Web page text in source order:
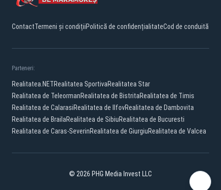
ContactTermeni și condițiiPolitică de confidențialitateCod de conduită
Parteneri:
Realitatea.NETRealitatea SportivaRealitatea Star
Realitatea de TeleormanRealitatea de BistritaRealitatea de Timis
Realitatea de CalarasiRealitatea de IlfovRealitatea de Dambovita
Realitatea de BrailaRealitatea de SibiuRealitatea de Bucuresti
Realitatea de Caras-SeverinRealitatea de GiurgiuRealitatea de Valcea
© 2026 PHG Media Invest LLC